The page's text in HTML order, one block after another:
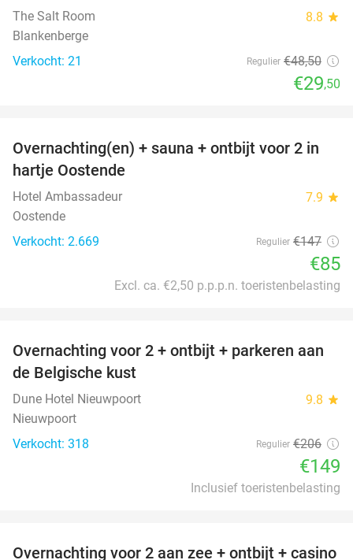
The Salt Room 8.8 star
Blankenberge
Verkocht: 21
Regulier €48,50
€29,50
42%
Overnachting(en) + sauna + ontbijt voor 2 in
hartje Oostende
Hotel Ambassadeur 7.9 star
Oostende
Verkocht: 2.669
Regulier €147
€85
Excl. ca. €2,50 p.p.p.n. toeristenbelasting
28%
Overnachting voor 2 + ontbijt + parkeren aan
de Belgische kust
Dune Hotel Nieuwpoort 9.8 star
Nieuwpoort
Verkocht: 318
Regulier €206
€149
Inclusief toeristenbelasting
Overnachting voor 2 aan zee + ontbijt + casino